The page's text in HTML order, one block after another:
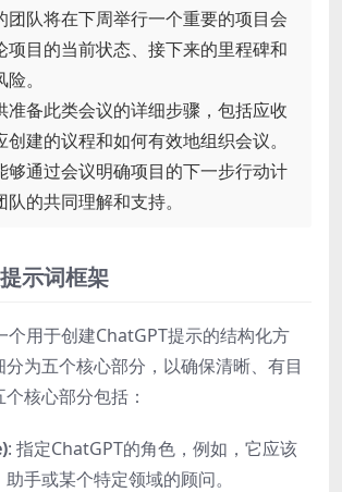
团队将在下周举行一个重要的项目会
项目的当前状态、接下来的里程碑和
。
准备此类会议的详细步骤，包括应收
建的议程和如何有效地组织会议。
够通过会议明确项目的下一步行动计
的共同理解和支持。
示词框架
个用于创建ChatGPT提示的结构化方
为五个核心部分，以确保清晰、有目
核心部分包括：
: 指定ChatGPT的角色，例如，它应该
手或某个特定领域的顾问。